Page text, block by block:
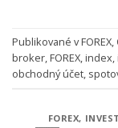
Publikované vFOREX,
broker,FOREX,index,
obchodný účet,
FOREX,